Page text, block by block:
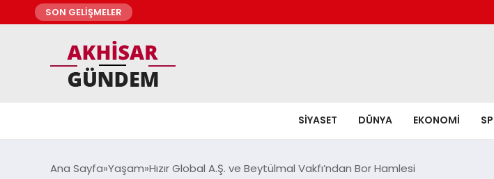
SON GELİŞMELER
SIYASET DÜNYA EKONOMI
Ana Sayfa Yaşam Hızır Global A.Ş. ve Beytülmal Vakfı’ndan Bor Hamlesi